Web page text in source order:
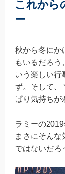
これから
ー
秋から冬にか
もいるだろう
いう楽しい行
ず。そして、
ぱり気持ちが
ラミーの2019
まさにそん
ではないだろ